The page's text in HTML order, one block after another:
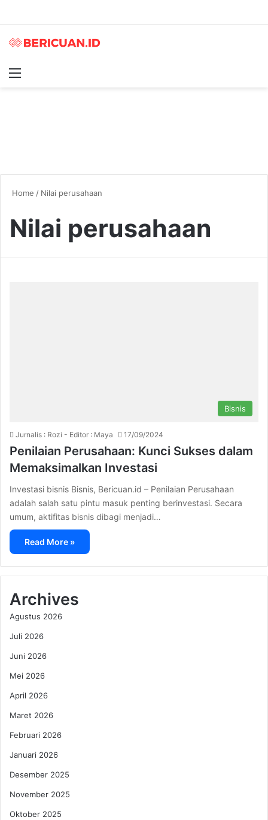
Home / Nilai perusahaan
Nilai perusahaan
Bisnis
Jurnalis : Rozi - Editor : Maya 17/09/2024
Penilaian Perusahaan: Kunci Sukses dalam
Memaksimalkan Investasi
Investasi bisnis Bisnis, Bericuan.id – Penilaian Perusahaan
adalah salah satu pintu masuk penting berinvestasi. Secara
umum, aktifitas bisnis dibagi menjadi…
Read More »
Archives
Agustus 2026
Juli 2026
Juni 2026
Mei 2026
April 2026
Maret 2026
Februari 2026
Januari 2026
Desember 2025
November 2025
Oktober 2025